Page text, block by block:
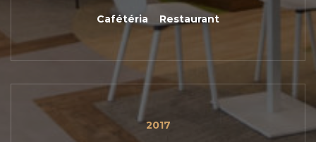
Cafétéria Restaurant
2017